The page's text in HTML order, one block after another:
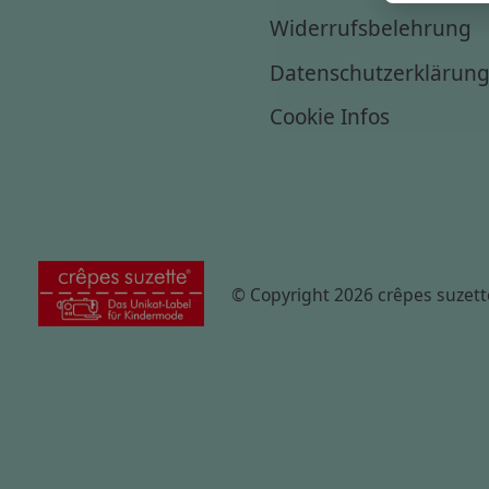
Widerrufsbelehrung
Datenschutzerklärung
Cookie Infos
© Copyright 2026 crêpes